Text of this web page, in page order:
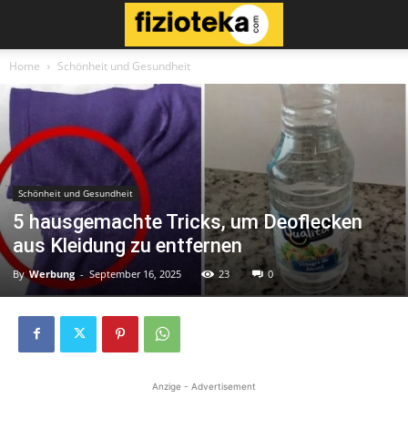
Home Schönheit und Gesundheit
Schönheit und Gesundheit
5 hausgemachte Tricks, um Deoflecken
aus Kleidung zu entfernen
By Werbung - September 16, 2025 23 0
Anzige - Advertisement